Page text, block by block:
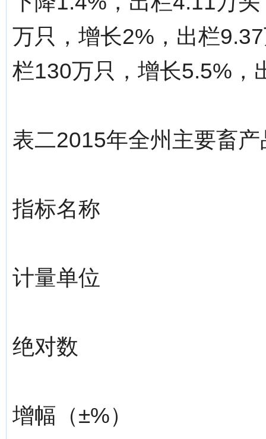
万只，增长2%，出栏
栏130万只，增长5.5%，
表二2015年全州主要畜
指标名称
计量单位
绝对数
增幅（±%）